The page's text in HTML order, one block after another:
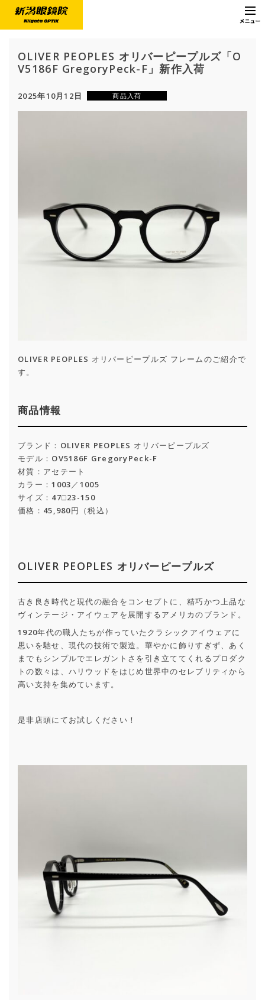
OLIVER PEOPLES オリバーピープルズ「O
V5186F GregoryPeck-F」新作入荷
2025年10月12日 商品入荷
OLIVER PEOPLES オリバーピープルズ フレームのご紹介で
す。
商品情報
ブランド：OLIVER PEOPLES オリバーピープルズ
モデル：OV5186F GregoryPeck-F
材質：アセテート
カラー：1003／1005
サイズ：47□23-150
価格：45,980円（税込）
OLIVER PEOPLES オリバーピープルズ
古き良き時代と現代の融合をコンセプトに、精巧かつ上品な
ヴィンテージ・アイウェアを展開するアメリカのブランド。
1920年代の職人たちが作っていたクラシックアイウェアに
思いを馳せ、現代の技術で製造。華やかに飾りすぎず、あく
までもシンプルでエレガントさを引き立ててくれるプロダク
トの数々は、ハリウッドをはじめ世界中のセレブリティから
高い支持を集めています。
是非店頭にてお試しください！